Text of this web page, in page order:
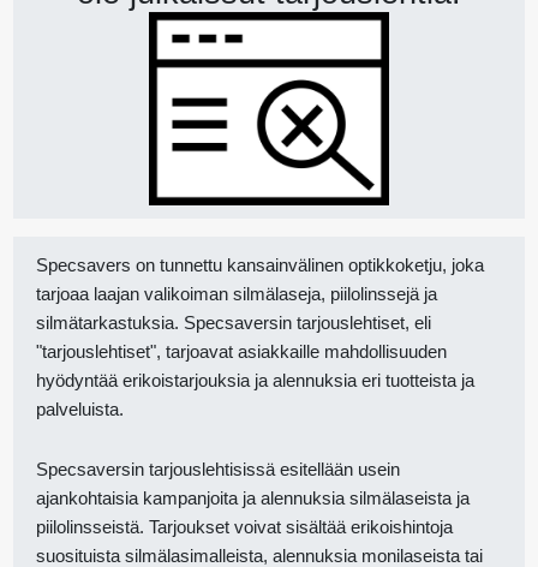
Specsavers on tunnettu kansainvälinen optikkoketju, joka
tarjoaa laajan valikoiman silmälaseja, piilolinssejä ja
silmätarkastuksia. Specsaversin tarjouslehtiset, eli
"tarjouslehtiset", tarjoavat asiakkaille mahdollisuuden
hyödyntää erikoistarjouksia ja alennuksia eri tuotteista ja
palveluista.
Specsaversin tarjouslehtisissä esitellään usein
ajankohtaisia kampanjoita ja alennuksia silmälaseista ja
piilolinsseistä. Tarjoukset voivat sisältää erikoishintoja
suosituista silmälasimalleista, alennuksia monilaseista tai